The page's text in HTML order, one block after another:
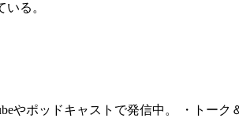
る。
ポッドキャストで発信中。 ・トーク